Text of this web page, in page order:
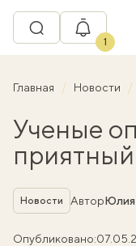
1
Главная Новости
Ученые
Рубрика
Новости АвторЮлия
Опубликовано: